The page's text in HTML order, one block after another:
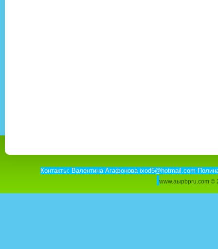
Контакты: Валентина Агафонова ixod5@hotmail.com
www.aыpbpru.com ©